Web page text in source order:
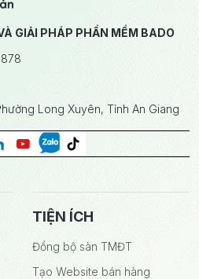
GIẢI PHÁP PHẦN MỀM BADO
Long Xuyên, Tỉnh An Giang
TIỆN ÍCH
Đồng bộ sàn TMĐT
Tạo Website bán hàng